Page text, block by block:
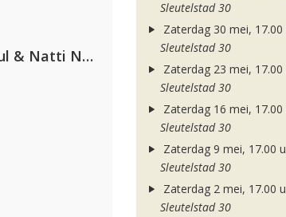
Gabry Ponte, Sean Paul & Natti Natasha
Sleutelstad 30
Zaterdag 30 mei, 17.00
Sleutelstad 30
Zaterdag 23 mei, 17.00
Sleutelstad 30
Zaterdag 16 mei, 17.00
Sleutelstad 30
Zaterdag 9 mei, 17.00
Sleutelstad 30
Zaterdag 2 mei, 17.00
Sleutelstad 30